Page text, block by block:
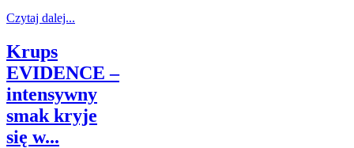
Czytaj dalej...
Krups
EVIDENCE –
intensywny
smak kryje
się w...